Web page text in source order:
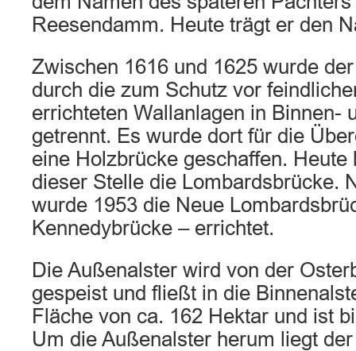
Reesendamm. Heute trägt er den
Zwischen 1616 und 1625 wurde
durch die zum Schutz vor
errichteten Wallanlagen in Binnen-
getrennt. Es wurde dort für die
eine Holzbrücke geschaffen. Heute
dieser Stelle die Lombardsbrücke.
wurde 1953 die Neue
Kennedybrücke – errichtet.
Die Außenalster wird von der
gespeist und fließt in die
Fläche von ca. 162 Hektar und ist
Um die Außenalster herum liegt